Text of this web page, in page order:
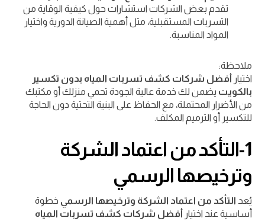
تقدم بعض الشركات استشارات حول كيفية الوقاية من
التسربات المستقبلية، مثل أهمية الصيانة الدورية واختيار
المواد المناسبة.
ملاحظة:
اختيار أفضل شركات كشف تسربات المياه بدون تكسير
بالكويت يضمن لك خدمة عالية الجودة تحمي منزلك أو مكتبك
من الأضرار المحتملة، مع الحفاظ على البنية التحتية دون الحاجة
للتكسير أو الترميم المكلف.
1-التأكد من اعتماد الشركة
وترخيصها الرسمي
يُعد التأكد من اعتماد الشركة وترخيصها الرسمي خطوة
أساسية عند اختيار أفضل شركات كشف تسربات المياه